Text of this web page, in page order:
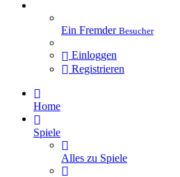
Ein Fremder Besucher
Einloggen
Registrieren
Home
Spiele
Alles zu Spiele